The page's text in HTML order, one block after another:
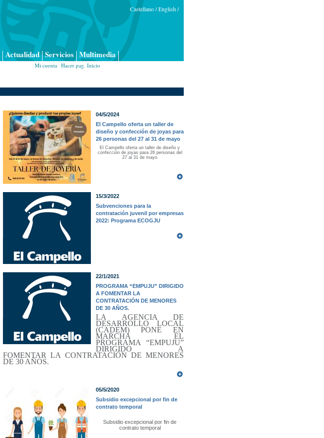
Castellano / English /
Actualidad Servicios Multimedia
Mi cuenta Hacer pag. Inicio
04/5/2024
El Campello oferta un taller de
diseño y confección de joyas para
26 personas del 27 al 31 de mayo
El Campello oferta un taller de diseño y
confección de joyas para 26 personas del
27 al 31 de mayo
15/3/2022
Subvenciones para la
contratación juvenil por empresas
2022: Programa ECOGJU
22/1/2021
PROGRAMA “EMPUJU” DIRIGIDO
A FOMENTAR LA
CONTRATACIÓN DE MENORES
DE 30 AÑOS.
LA AGENCIA DE
DESARROLLO LOCAL
(CADEM) PONE EN
MARCHA EL
PROGRAMA “EMPUJU”
DIRIGIDO A
FOMENTAR LA CONTRATACIÓN DE MENORES
DE 30 AÑOS.
05/5/2020
Subsidio excepcional por fin de
contrato temporal
Subsidio excepcional por fin de
contrato temporal